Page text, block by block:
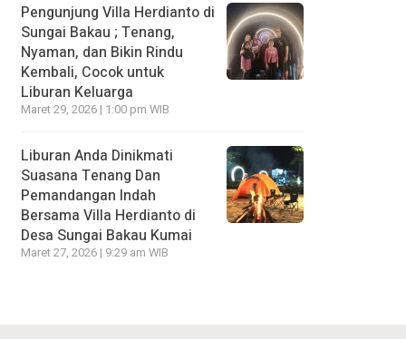
Pengunjung Villa Herdianto di
Sungai Bakau ; Tenang,
Nyaman, dan Bikin Rindu
Kembali, Cocok untuk
Liburan Keluarga
Maret 29, 2026 | 1:00 pm WIB
Liburan Anda Dinikmati
Suasana Tenang Dan
Pemandangan Indah
Bersama Villa Herdianto di
Desa Sungai Bakau Kumai
Maret 27, 2026 | 9:29 am WIB